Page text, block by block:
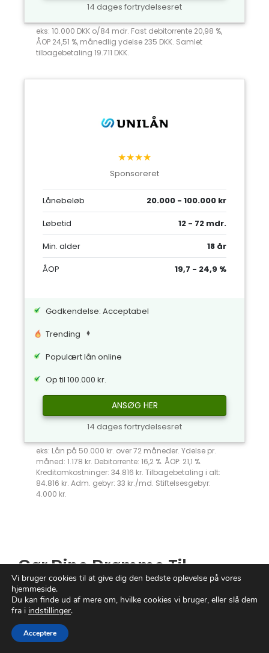
14 dages fortrydelsesret
eks: 10.000 DKK o/84 mdr. Fast debitorrente 20,98 %,
ÅOP 24,51 %, månedlig ydelse 235 DKK. Samlet
tilbagebetaling 19.711 DKK.
★★★★
Sponsoreret
Lånebeløb
20.000 - 100.000 kr
Løbetid
12 - 72 mdr.
Min. alder
18 år
ÅOP
19,7 - 24,9 %
Godkendelse: Acceptabel
Trending
Populært lån online
Op til 100.000 kr.
ANSØG HER
14 dages fortrydelsesret
eks: Lån på 50.000 kr. over 72 måneder. Ydelse pr.
måned: 1.178 kr. Debitorrente: 16,2 %. ÅOP: 21,1 %.
Kreditomkostninger: 34.816 kr. Tilbagebetaling i alt:
84.816 kr. Adm. gebyr: 33 kr./md. Stiftelsesgebyr:
4.000 kr.
Gør Dine Drømme Til
Virkelighed med Familielån
Forestil dig en verden, hvor dine største
drømme kan blive til virkelighed uden
bekymringer. En verden, hvor
Vi bruger cookies til at give dig den bedste oplevelse på vores
hjemmeside.
Du kan finde ud af mere om, hvilke cookies vi bruger, eller slå dem
fra i indstillinger.
Acceptere